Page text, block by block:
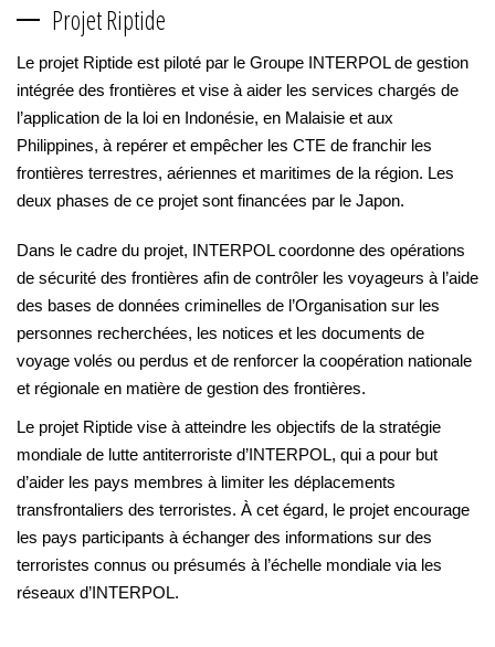
Projet Riptide
Le projet Riptide est piloté par le Groupe INTERPOL de gestion
intégrée des frontières et vise à aider les services chargés de
l’application de la loi en Indonésie, en Malaisie et aux
Philippines, à repérer et empêcher les CTE de franchir les
frontières terrestres, aériennes et maritimes de la région. Les
deux phases de ce projet sont financées par le Japon.
Dans le cadre du projet, INTERPOL coordonne des opérations
de sécurité des frontières afin de contrôler les voyageurs à l’aide
des bases de données criminelles de l’Organisation sur les
personnes recherchées, les notices et les documents de
voyage volés ou perdus et de renforcer la coopération nationale
et régionale en matière de gestion des frontières.
Le projet Riptide vise à atteindre les objectifs de la stratégie
mondiale de lutte antiterroriste d’INTERPOL, qui a pour but
d’aider les pays membres à limiter les déplacements
transfrontaliers des terroristes. À cet égard, le projet encourage
les pays participants à échanger des informations sur des
terroristes connus ou présumés à l’échelle mondiale via les
réseaux d’INTERPOL.